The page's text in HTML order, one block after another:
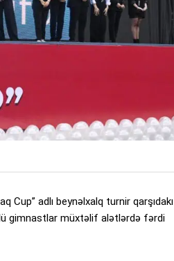
Cup” adlı beynəlxalq turnir qarşıdakı
gimnastlar müxtəlif alətlərdə fərdi